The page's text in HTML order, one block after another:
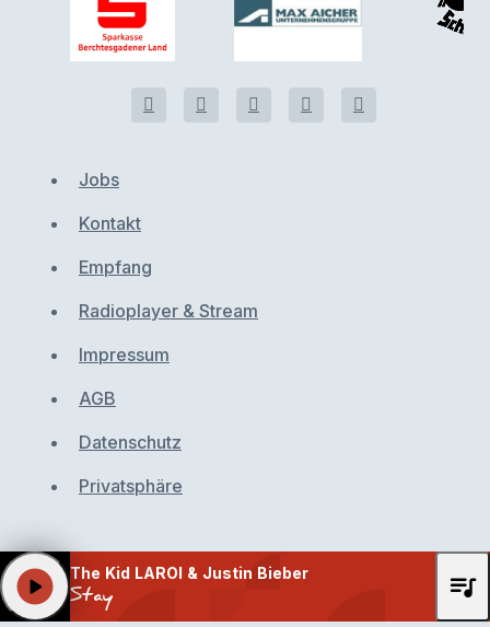
Jobs
Kontakt
Empfang
Radioplayer & Stream
Impressum
AGB
Datenschutz
Privatsphäre
The Kid LAROI & Justin Bieber
Stay
play_arrow queue_music